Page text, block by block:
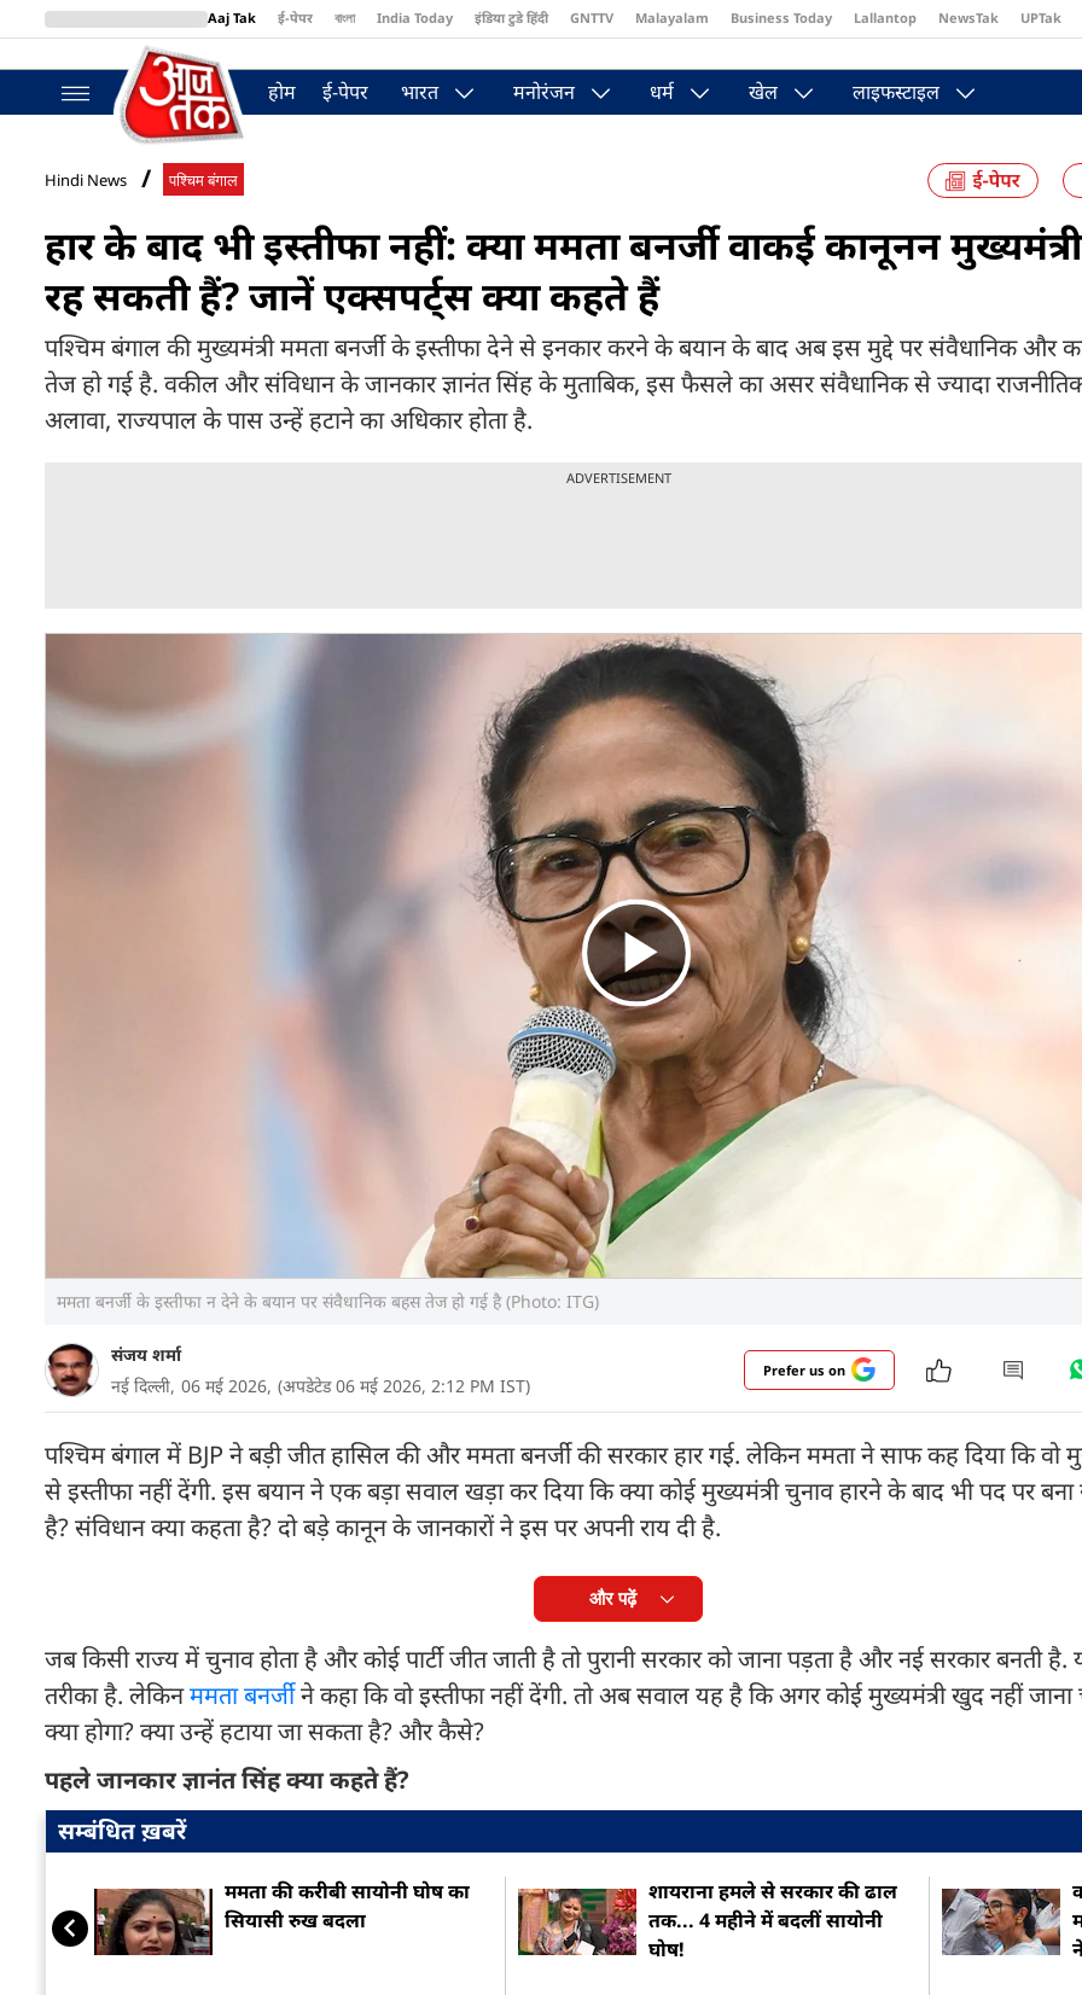
Aaj Tak ई-पेपर বাংলা India Today इंडिया टुडे हिंदी GNTTV Malayalam Business Today Lallantop NewsTak UPTak
BT Bazaar
होम ई-पेपर भारत मनोरंजन धर्म खेल लाइफस्टाइल
Hindi News पश्चिम बंगाल
हार के बाद भी इस्तीफा नहीं: क्या ममता बनर्जी वाकई कानूनन
रह सकती हैं? जानें एक्सपर्ट्स क्या कहते हैं
पश्चिम बंगाल की मुख्यमंत्री ममता बनर्जी के इस्तीफा देने से इनकार करने के बयान के बाद अब इस मुद्दे पर संवैधानिक और
तेज हो गई है. वकील और संविधान के जानकार ज्ञानंत सिंह के मुताबिक, इस फैसले का असर संवैधानिक से ज्यादा
अलावा, राज्यपाल के पास उन्हें हटाने का अधिकार होता है.
ADVERTISEMENT
ममता बनर्जी के इस्तीफा न देने के बयान पर संवैधानिक बहस तेज हो गई है (Photo: ITG)
संजय शर्मा
नई दिल्ली, 06 मई 2026, (अपडेटेड 06 मई 2026, 2:12 PM IST)
Prefer us on
पश्चिम बंगाल में BJP ने बड़ी जीत हासिल की और ममता बनर्जी की सरकार हार गई. लेकिन ममता ने साफ कह दिया कि वो
से इस्तीफा नहीं देंगी. इस बयान ने एक बड़ा सवाल खड़ा कर दिया कि क्या कोई मुख्यमंत्री चुनाव हारने के बाद भी पद पर
है? संविधान क्या कहता है? दो बड़े कानून के जानकारों ने इस पर अपनी राय दी है.
और पढ़ें
जब किसी राज्य में चुनाव होता है और कोई पार्टी जीत जाती है तो पुरानी सरकार को जाना पड़ता है और नई सरकार बनती है.
तरीका है. लेकिनममता बनर्जीने कहा कि वो इस्तीफा नहीं देंगी. तो अब सवाल यह है कि अगर कोई मुख्यमंत्री खुद नहीं जाना
क्या होगा? क्या उन्हें हटाया जा सकता है? और कैसे?
पहले जानकार ज्ञानंत सिंह क्या कहते हैं?
सम्बंधित ख़बरें
ममता की करीबी सायोनी घोष का
सियासी रुख बदला
शायराना हमले से सरकार की ढाल
तक... 4 महीने में बदलीं सायोनी
घोष!